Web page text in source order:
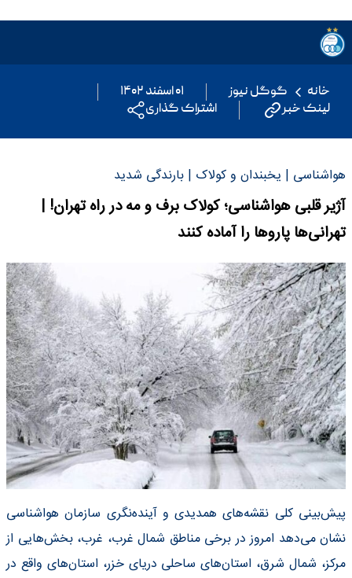
خانه گوگل نیوز
۰۱ اسفند ۱۴۰۲
لینک خبر
اشتراک گذاری
هواشناسی | یخبندان و کولاک | بارندگی شدید
آژیر قلبی هواشناسی؛ کولاک برف و مه در راه تهران! |
تهرانی‌ها پاروها را آماده کنند
پیش‌بینی کلی نقشه‌های همدیدی و‌ آینده‌نگری سازمان هواشناسی
نشان می‌دهد امروز در برخی مناطق شمال غرب، غرب، بخش‌هایی از
مرکز، شمال شر‌ق، استان‌های ساحلی دریای خزر، استان‌های واقع در